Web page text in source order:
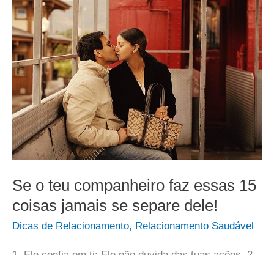
Se o teu companheiro faz essas 15
coisas jamais se separe dele!
Dicas de Relacionamento, Relacionamento Saudável